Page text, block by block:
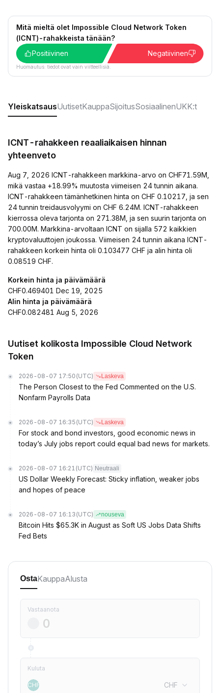
Mitä mieltä olet Impossible Cloud Network Token
(ICNT)-rahakkeista tänään?
Positiivinen
Negatiivinen
Huomautus: tiedot ovat vain viitteellisiä.
YleiskatsausUutisetKauppaSijoitusSosiaalinenUKK:t
ICNT-rahakkeen reaaliaikaisen hinnan
yhteenveto
Aug 7, 2026 ICNT-rahakkeen markkina-arvo on CHF71.59M,
mikä vastaa +18.99% muutosta viimeisen 24 tunnin aikana.
ICNT-rahakkeen tämänhetkinen hinta on CHF 0.10217, ja sen
24 tunnin treidausvolyymi on CHF 6.24M. ICNT-rahakkeen
kierrossa oleva tarjonta on 271.38M, ja sen suurin tarjonta on
700.00M. Markkina-arvoltaan ICNT on sijalla 572 kaikkien
kryptovaluuttojen joukossa. Viimeisen 24 tunnin aikana ICNT-
rahakkeen korkein hinta oli 0.103477 CHF ja alin hinta oli
0.08519 CHF.
Korkein hinta ja päivämäärä
CHF0.469401 Dec 19, 2025
Alin hinta ja päivämäärä
CHF0.082481 Aug 5, 2026
Uutiset kolikosta Impossible Cloud Network
Token
2026-08-07 17:50 (UTC) Laskeva
The Person Closest to the Fed Commented on the U.S.
Nonfarm Payrolls Data
2026-08-07 16:35 (UTC) Laskeva
For stock and bond investors, good economic news in
today’s July jobs report could equal bad news for markets.
2026-08-07 16:21 (UTC) Neutraali
US Dollar Weekly Forecast: Sticky inflation, weaker jobs
and hopes of peace
2026-08-07 16:13 (UTC) nouseva
Bitcoin Hits $65.3K in August as Soft US Jobs Data Shifts
Fed Bets
OstaKauppaAlusta
Vastaanota
Kuluta
CHF CHF